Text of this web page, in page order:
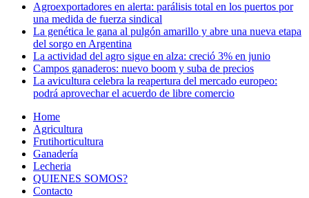
Agroexportadores en alerta: parálisis total en los puertos por
una medida de fuerza sindical
La genética le gana al pulgón amarillo y abre una nueva etapa
del sorgo en Argentina
La actividad del agro sigue en alza: creció 3% en junio
Campos ganaderos: nuevo boom y suba de precios
La avicultura celebra la reapertura del mercado europeo:
podrá aprovechar el acuerdo de libre comercio
Home
Agricultura
Frutihorticultura
Ganadería
Lecheria
QUIENES SOMOS?
Contacto